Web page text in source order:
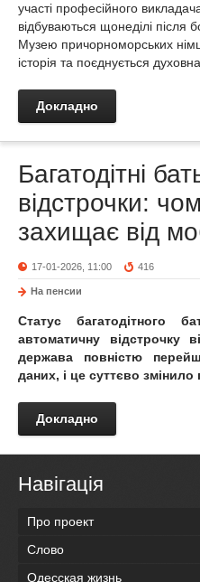
участі професійного
відбуваються щонеділі після
Музею причорноморських
історія та поєднується
Докладно
Багатодітні
відстрочки:
захищає від
17-01-2026, 11:00 416
На пенсии
Статус багатодітного
автоматичну відстрочку
держава повністю
даних, і це суттєво змінило
Докладно
Навігація
Про проект
Слово
Одесская жизнь